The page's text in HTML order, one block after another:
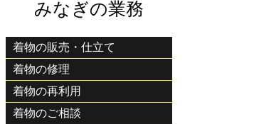
みなぎの業務
着物の販売・仕立て
着物の修理
着物の再利用
着物のご相談